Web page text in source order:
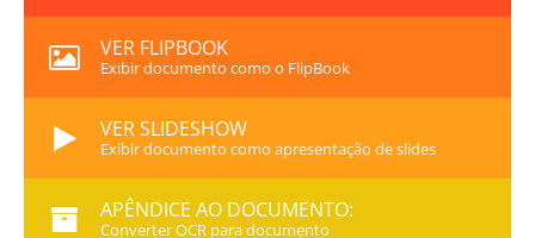
VER FLIPBOOK
Exibir documento como o FlipBook
VER SLIDESHOW
Exibir documento como apresentação de slides
APÊNDICE AO DOCUMENTO:
Converter OCR para documento